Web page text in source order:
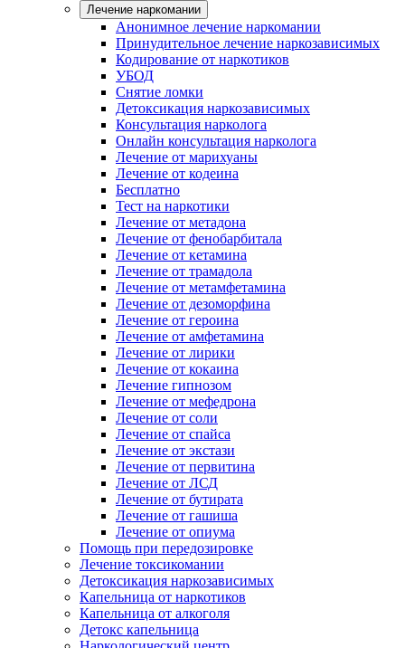
Лечение наркомании
Анонимное лечение наркомании
Принудительное лечение наркозависимых
Кодирование от наркотиков
УБОД
Снятие ломки
Детоксикация наркозависимых
Консультация нарколога
Онлайн консультация нарколога
Лечение от марихуаны
Лечение от кодеина
Бесплатно
Тест на наркотики
Лечение от метадона
Лечение от фенобарбитала
Лечение от кетамина
Лечение от трамадола
Лечение от метамфетамина
Лечение от дезоморфина
Лечение от героина
Лечение от амфетамина
Лечение от лирики
Лечение от кокаина
Лечение гипнозом
Лечение от мефедрона
Лечение от соли
Лечение от спайса
Лечение от экстази
Лечение от первитина
Лечение от ЛСД
Лечение от бутирата
Лечение от гашиша
Лечение от опиума
Помощь при передозировке
Лечение токсикомании
Детоксикация наркозависимых
Капельница от наркотиков
Капельница от алкоголя
Детокс капельница